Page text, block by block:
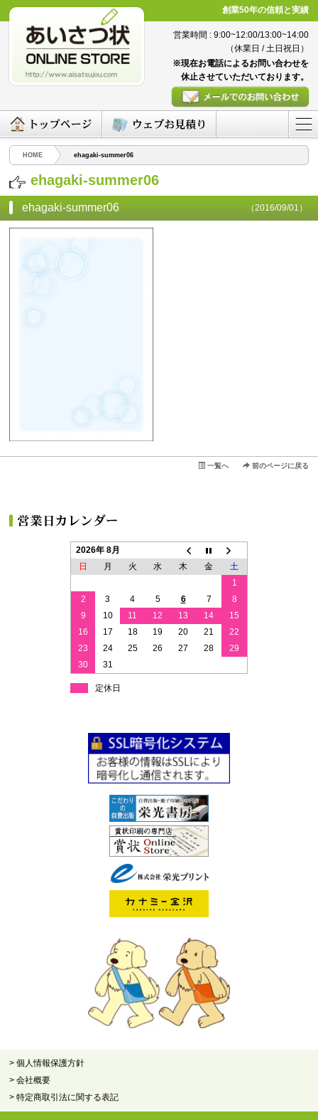
創業50年の信頼と実績
営業時間 : 9:00~12:00/13:00~14:00
（休業日 / 土日祝日）
※現在お電話によるお問い合わせを
休止させていただいております。
HOME ehagaki-summer06
ehagaki-summer06
ehagaki-summer06 （2016/09/01）
一覧へ 前のページに戻る
2026年 8月
日
月 火 水 木 金
土
1
2
3 4 5 6 7
8
9
10 11 12 13 14
15
16
17 18 19 20 21
22
23
24 25 26 27 28
29
30
31
定休日
> 個人情報保護方針
> 会社概要
> 特定商取引法に関する表記